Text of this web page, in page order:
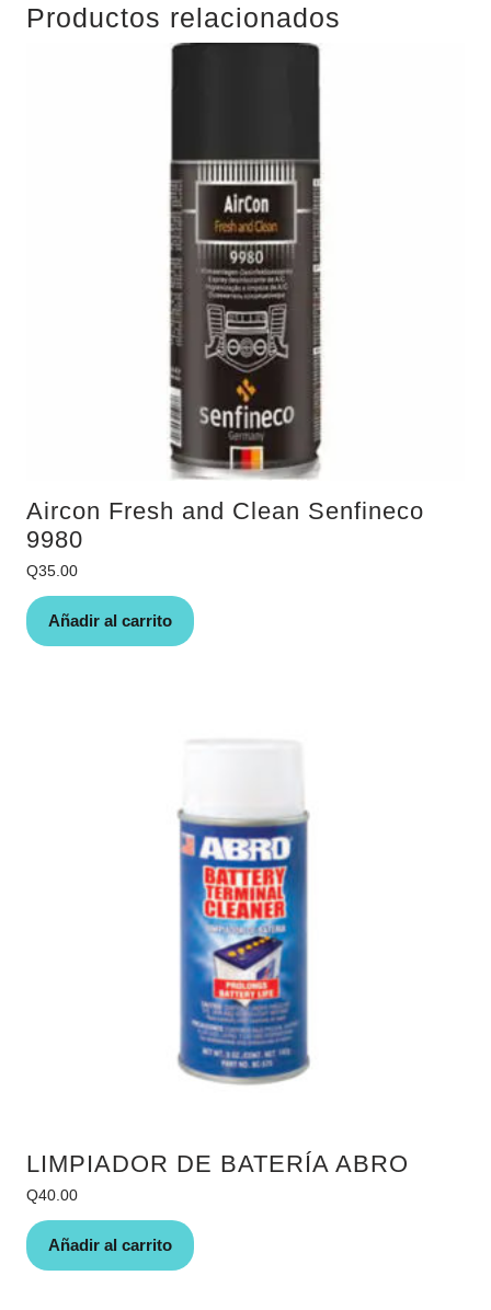
Productos relacionados
Aircon Fresh and Clean Senfineco
9980
Q35.00
Añadir al carrito
LIMPIADOR DE BATERÍA ABRO
Q40.00
Añadir al carrito